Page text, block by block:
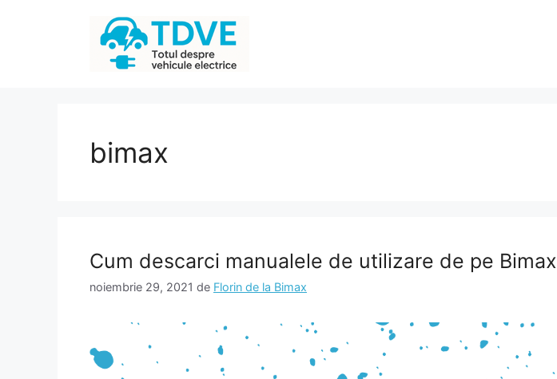
bimax
Cum descarci manualele de utilizare de pe Bimax
noiembrie 29, 2021 de Florin de la Bimax